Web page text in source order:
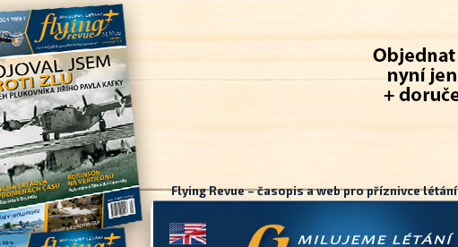
Flying Revue – časopis a web pro příznivce létání